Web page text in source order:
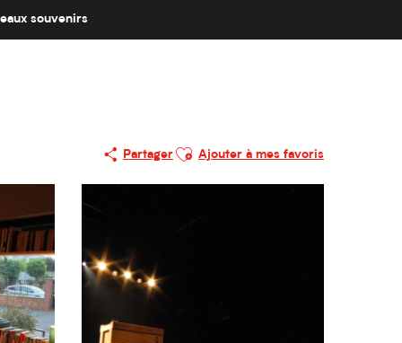
souvenirs
Partager
Ajouter aux favoris
Ajouter à mes favoris